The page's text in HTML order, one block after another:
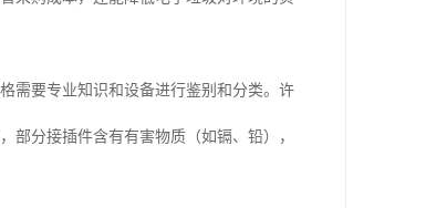
需要专业知识和设备进行鉴别和分类。许
部分接插件含有有害物质（如镉、铅），